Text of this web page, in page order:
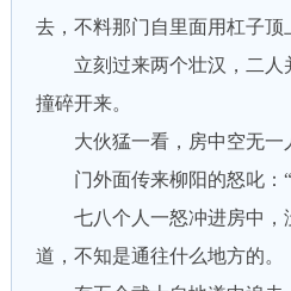
去，不料那门自里面用杠子顶
立刻过来两个壮汉，二人
撞碎开来。
大伙猛一看，房中空无一
门外面传来柳阳的怒叱：“
七八个人一怒冲进房中，
道，不知是通往什么地方的。